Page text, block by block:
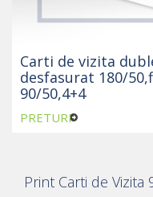
Carti de vizita
desfasurat 180/
90/50,4+4
PRETURI
Print Carti de